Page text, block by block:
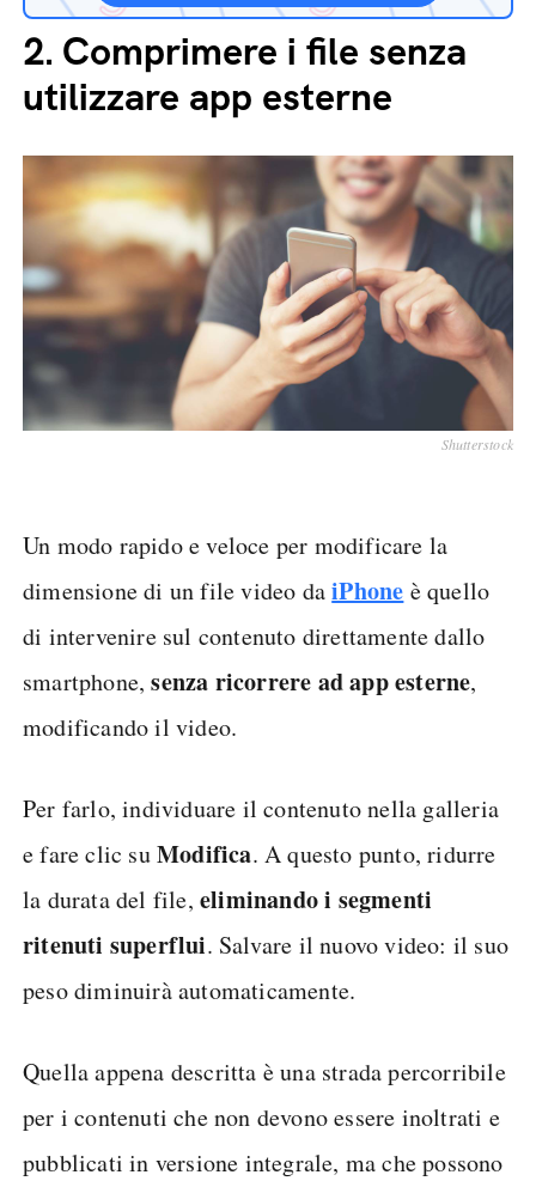
2. Comprimere i file senza
utilizzare app esterne
Shutterstock
Un modo rapido e veloce per modificare la
dimensione di un file video daiPhone è quello
di intervenire sul contenuto direttamente dallo
smartphone,senza ricorrere ad app esterne,
modificando il video.
Per farlo, individuare il contenuto nella galleria
e fare clic suModifica. A questo punto, ridurre
la durata del file, eliminando i segmenti
ritenuti superflui. Salvare il nuovo video: il suo
peso diminuirà automaticamente.
Quella appena descritta è una strada percorribile
per i contenuti che non devono essere inoltrati e
pubblicati in versione integrale, ma che possono